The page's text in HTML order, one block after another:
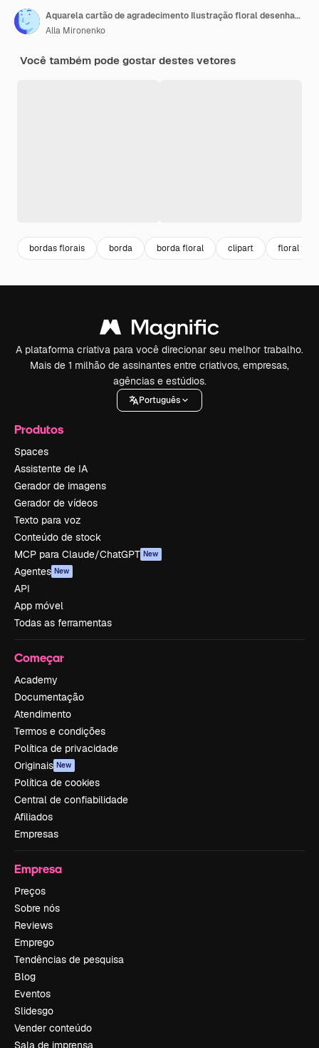
Aquarela cartão de agradecimento Ilustração floral desenhada à mão Vector EPS
Alla Mironenko
Você também pode gostar destes vetores
bordas florais borda borda floral clipart floral
A plataforma criativa para você direcionar seu melhor trabalho.
Mais de 1 milhão de assinantes entre criativos, empresas,
agências e estúdios.
Português
Produtos
Spaces
Assistente de IA
Gerador de imagens
Gerador de vídeos
Texto para voz
Conteúdo de stock
MCP para Claude/ChatGPT New
Agentes New
API
App móvel
Todas as ferramentas
Começar
Academy
Documentação
Atendimento
Termos e condições
Política de privacidade
Originais New
Política de cookies
Central de confiabilidade
Afiliados
Empresas
Empresa
Preços
Sobre nós
Reviews
Emprego
Tendências de pesquisa
Blog
Eventos
Slidesgo
Vender conteúdo
Sala de imprensa